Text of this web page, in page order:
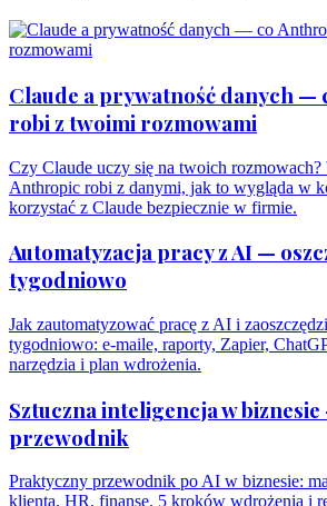
Claude a prywatność danych —
robi z twoimi rozmowami
Czy Claude uczy się na twoich rozmowach?
Anthropic robi z danymi, jak to wygląda w
korzystać z Claude bezpiecznie w firmie.
Automatyzacja pracy z AI —
tygodniowo
Jak zautomatyzować pracę z AI i
tygodniowo: e-maile, raporty, Zapier,
narzędzia i plan wdrożenia.
Sztuczna inteligencja w
przewodnik
Praktyczny przewodnik po AI w biznesie:
klienta, HR, finanse. 5 kroków wdrożenia i